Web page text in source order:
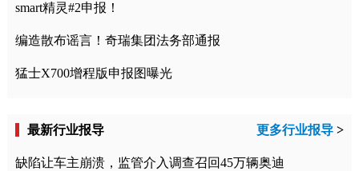
smart精灵#2申报！
编造散布谣言！奇瑞集团法务部通报
猛士X700增程版申报图曝光
最新行业报导 更多行业报导 >
缺陷让车主崩溃，监管介入调查召回45万辆奥迪